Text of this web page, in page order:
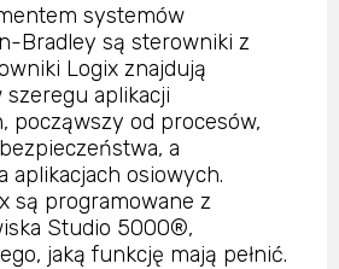
systemów
Bradley są sterowniki z
Logix znajdują
aplikacji
począwszy od procesów,
a
aplikacjach osiowych.
są programowane z
Studio 5000®,
jaką funkcję mają pełnić.